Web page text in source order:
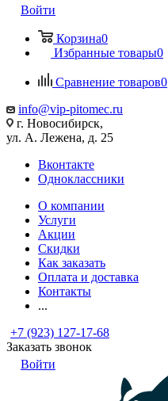
Войти
Корзина0
Избранные товары0
Сравнение товаров0
info@vip-pitomec.ru
г. Новосибирск,
ул. А. Лежена, д. 25
Вконтакте
Одноклассники
О компании
Услуги
Акции
Скидки
Как заказать
Оплата и доставка
Контакты
...
+7 (923) 127-17-68
Заказать звонок
Войти